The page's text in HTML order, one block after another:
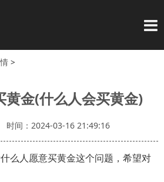
导
>
黄金(什么人会买黄金)
时间：2024-03-16 21:49:16
么人愿意买黄金这个问题，希望对